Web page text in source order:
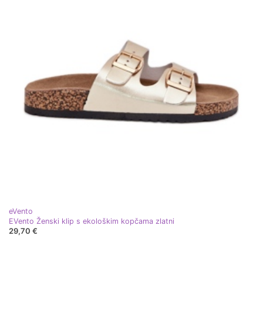
eVento
EVento Ženski klip s ekološkim kopčama zlatni
29,70 €